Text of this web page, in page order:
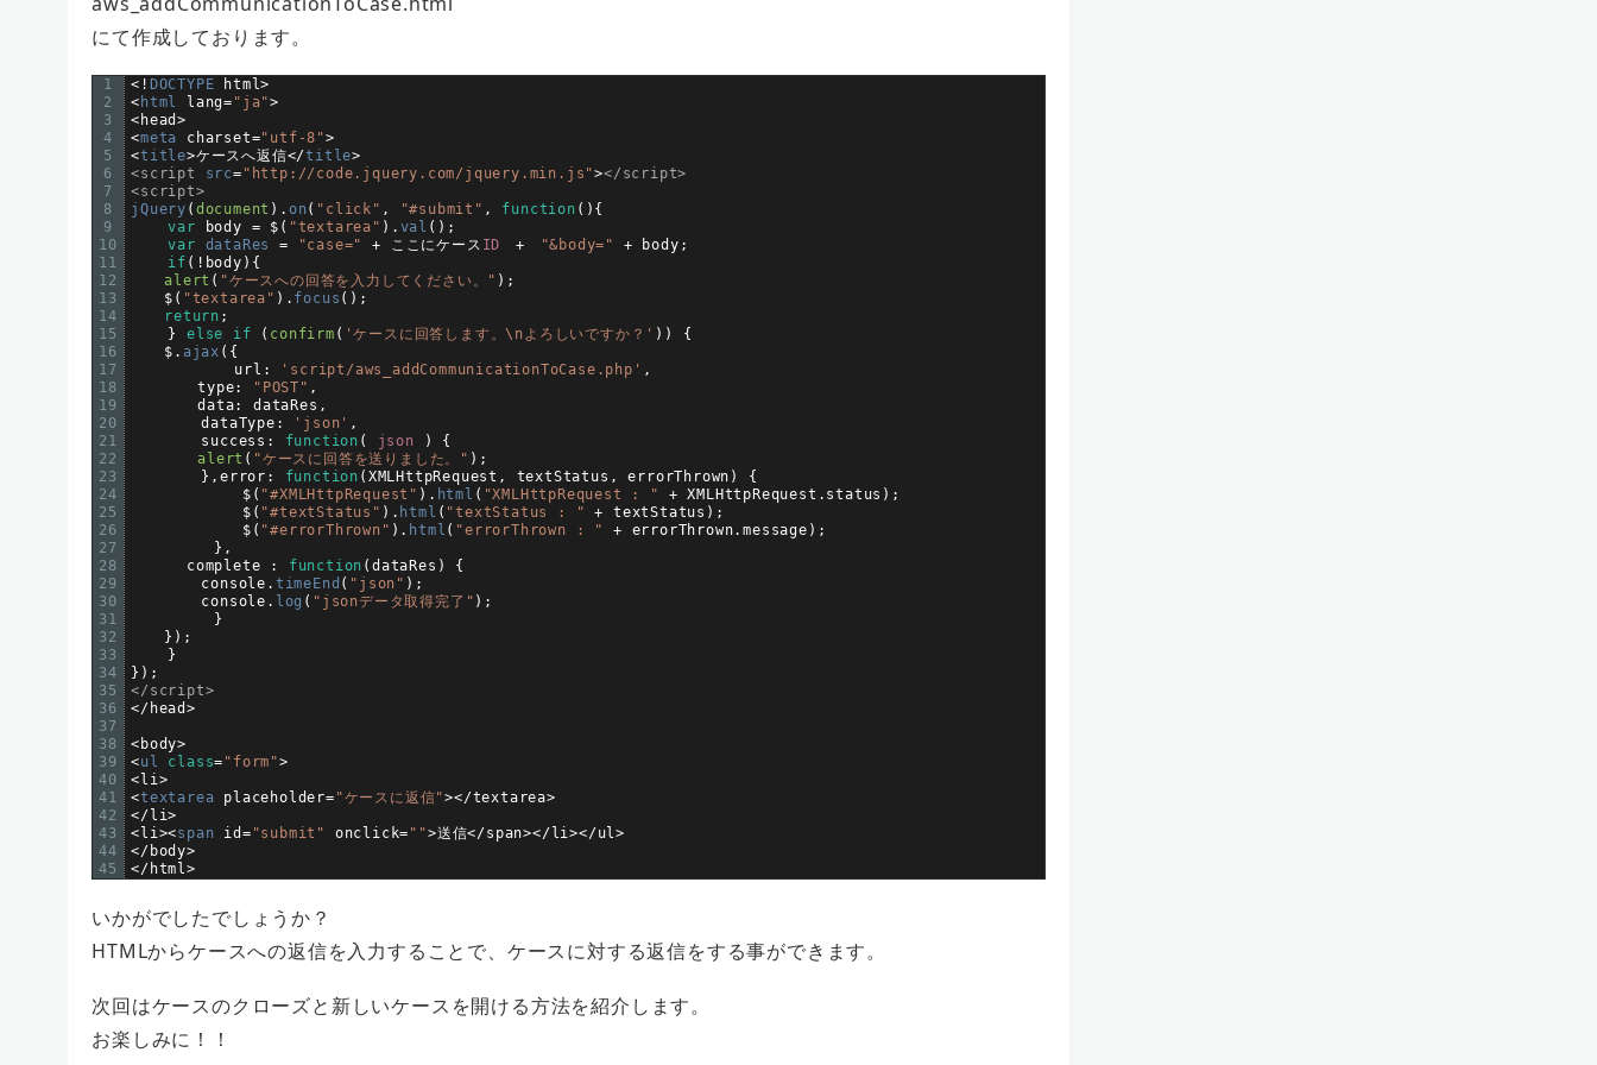
にて作成しております。
1
2
3
4
5
6
7
8
9
10
11
12
13
14
15
16
17
18
19
20
21
22
23
24
25
26
27
28
29
30
31
32
33
34
35
36
37
38
39
40
41
42
43
44
45
< ! DOCTYPE html>
< html lang= "ja">
< head>
<meta charset="utf-8">
<title>ケースへ返信</title>
<script
src= "http://code.jquery.com/jquery.min.js"></script>
<script>
jQuery ( document ) . on ( "click" , "#submit" , function ( ) {
var
body = $ ( "textarea" ) . val ( ) ;
var
dataRes = "case=" + ここにケース ID + "&body=" + body ;
if ( ! body ) {
alert ( "ケースへの回答を入力してください。" ) ;
$ ( "textarea" ) . focus ( ) ;
return ;
}
else if ( confirm ( 'ケースに回答します。\nよろしいですか？' ) )
{
$ . ajax ( {
url : 'script/aws_addCommunicationToCase.php' ,
type: "POST" ,
data: dataRes ,
dataType : 'json' ,
success : function ( json )
{
alert ( "ケースに回答を送りました。" ) ;
} ,error : function ( XMLHttpRequest , textStatus , errorThrown )
{
$ ( "#XMLHttpRequest" ) . html ( "XMLHttpRequest : " + XMLHttpRequest . status ) ;
$ ( "#textStatus" ) . html ( "textStatus : " + textStatus ) ;
$ ( "#errorThrown" ) . html ( "errorThrown : " + errorThrown.message ) ;
} ,
complete
: function (dataRes )
{
console . timeEnd ( "json" ) ;
console . log ( "jsonデータ取得完了" ) ;
}
} ) ;
}
} ) ;
</script>
</ head>
< body>
<ul class= "form">
<li >
<textarea placeholder= "ケースに返信"></textarea>
</li>
<li ><span id = "submit" onclick= "">送信</span></li></ul>
</ body>
</ html>
いかがでしたでしょうか？
HTMLからケースへの返信を入力することで、ケースに対する返信をする事ができます。
次回はケースのクローズと新しいケースを開ける方法を紹介します。
お楽しみに！！